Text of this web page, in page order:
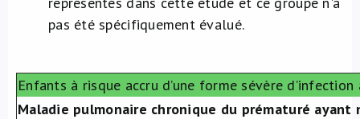
pas été spécifiquement évalué.
Enfants à risque accru d’une forme sévère d’infection
Maladie pulmonaire chronique du prématuré ayant